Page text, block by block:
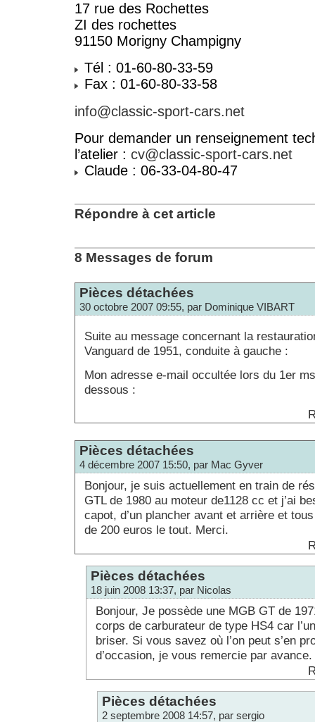
17 rue des Rochettes
ZI des rochettes
91150 Morigny Champigny
Tél : 01-60-80-33-59
Fax : 01-60-80-33-58
info@classic-sport-cars.net
Pour demander un renseignement
l’atelier : cv@classic-sport-cars.net
Claude : 06-33-04-80-47
Répondre à cet article
8 Messages de forum
Pièces détachées
30 octobre 2007 09:55, par Dominique VIBART
Suite au message concernant la
Vanguard de 1951, conduite à gauche :
Mon adresse e-mail occultée lors du 1er
dessous :
Pièces détachées
4 décembre 2007 15:50, par Mac Gyver
Bonjour, je suis actuellement en train de
GTL de 1980 au moteur de1128 cc et j’ai
capot, d’un plancher avant et arrière et
de 200 euros le tout. Merci.
Pièces détachées
18 juin 2008 13:37, par Nicolas
Bonjour, Je possède une MGB GT de
corps de carburateur de type HS4 car
briser. Si vous savez où l’on peut s’en
d’occasion, je vous remercie par avance.
Pièces détachées
2 septembre 2008 14:57, par sergio